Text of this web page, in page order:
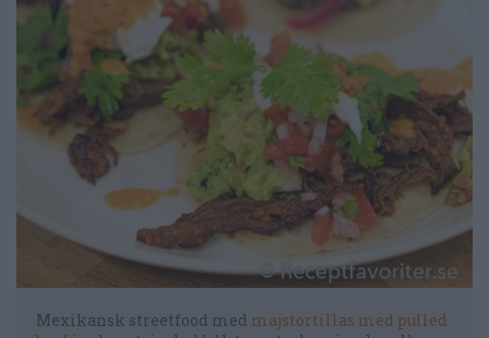
Mexikansk streetfood med majstortillas med pulled